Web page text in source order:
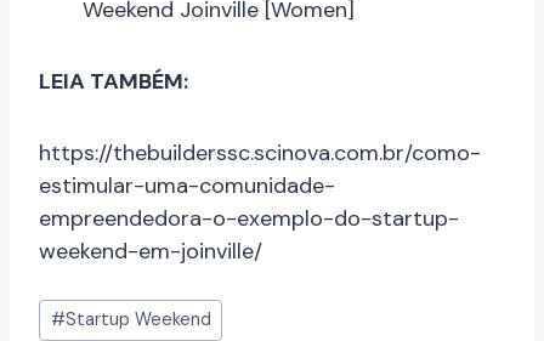
Weekend Joinville [Women]
LEIA TAMBÉM:
https://thebuilderssc.scinova.com.br/como-
estimular-uma-comunidade-
empreendedora-o-exemplo-do-startup-
weekend-em-joinville/
#Startup Weekend